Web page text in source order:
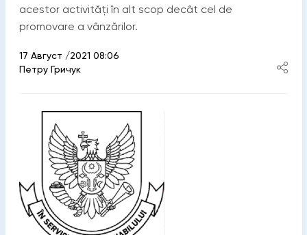
acestor activități în alt scop decât cel de
promovare a vânzărilor.
17 Август /2021 08:06
Петру Гричук